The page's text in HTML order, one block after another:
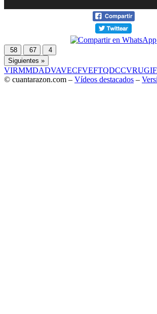
58 67
4
Siguientes »
VIRMMDADVAVECFVEFTQDCCVRUGIF
© cuantarazon.com – Vídeos destacados –